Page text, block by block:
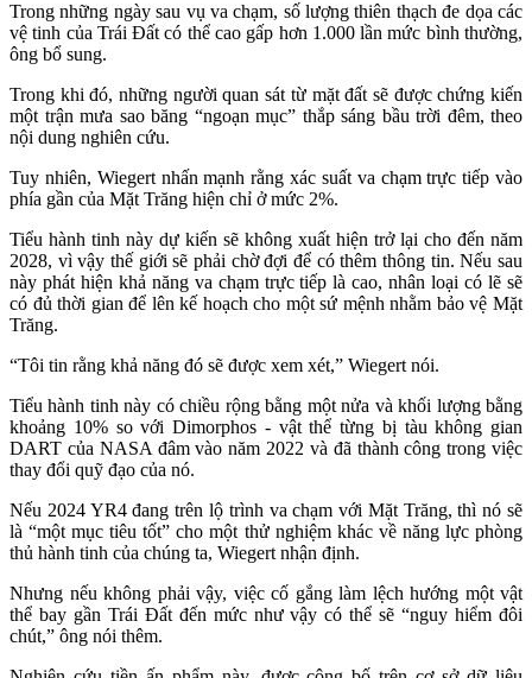
Trong những ngày sau vụ va chạm, số lượng thiên thạch đe dọa các
vệ tinh của Trái Đất có thể cao gấp hơn 1.000 lần mức bình thường,
ông bổ sung.
Trong khi đó, những người quan sát từ mặt đất sẽ được chứng kiến
một trận mưa sao băng “ngoạn mục” thắp sáng bầu trời đêm, theo
nội dung nghiên cứu.
Tuy nhiên, Wiegert nhấn mạnh rằng xác suất va chạm trực tiếp vào
phía gần của Mặt Trăng hiện chỉ ở mức 2%.
Tiểu hành tinh này dự kiến sẽ không xuất hiện trở lại cho đến năm
2028, vì vậy thế giới sẽ phải chờ đợi để có thêm thông tin. Nếu sau
này phát hiện khả năng va chạm trực tiếp là cao, nhân loại có lẽ sẽ
có đủ thời gian để lên kế hoạch cho một sứ mệnh nhằm bảo vệ Mặt
Trăng.
“Tôi tin rằng khả năng đó sẽ được xem xét,” Wiegert nói.
Tiểu hành tinh này có chiều rộng bằng một nửa và khối lượng bằng
khoảng 10% so với Dimorphos - vật thể từng bị tàu không gian
DART của NASA đâm vào năm 2022 và đã thành công trong việc
thay đổi quỹ đạo của nó.
Nếu 2024 YR4 đang trên lộ trình va chạm với Mặt Trăng, thì nó sẽ
là “một mục tiêu tốt” cho một thử nghiệm khác về năng lực phòng
thủ hành tinh của chúng ta, Wiegert nhận định.
Nhưng nếu không phải vậy, việc cố gắng làm lệch hướng một vật
thể bay gần Trái Đất đến mức như vậy có thể sẽ “nguy hiểm đôi
chút,” ông nói thêm.